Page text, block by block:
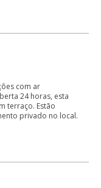
com ar
24 horas, esta
terraço. Estão
privado no local.